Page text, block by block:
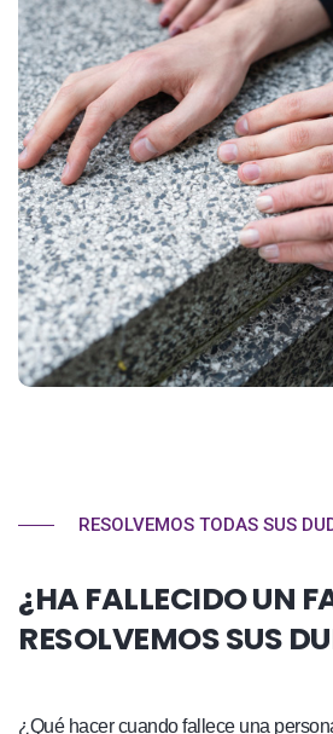
RESOLVEMOS TODAS SUS
¿HA FALLECIDO UN
RESOLVEMOS SUS
¿Qué hacer cuando fallece una